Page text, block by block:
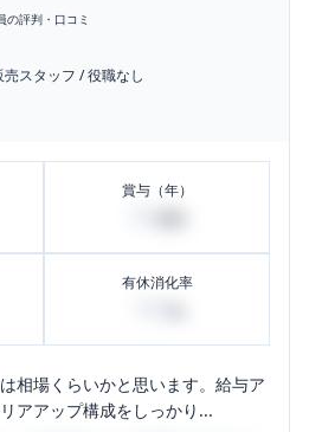
の評判・口コミ
売スタッフ /役職なし
賞与（年）
有休消化率
相場くらいかと思います。給与ア
アアップ構成をしっかり...